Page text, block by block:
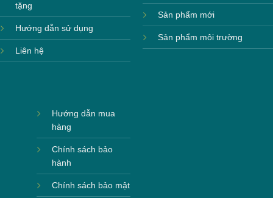
tặng
Hướng dẫn sử dụng
Liên hệ
Sản phẩm mới
Sản phẩm môi trường
Hướng dẫn mua
hàng
Chính sách bảo
hành
Chính sách bảo mật